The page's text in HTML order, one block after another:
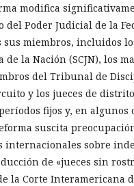
modifica
Poder Judicial de la
sus miembros, incluidos
la Nación (SCJN), los
del Tribunal de
y los jueces de
fijos y, en algunos
suscita
sobre
de «jueces sin
la Corte Interamericana